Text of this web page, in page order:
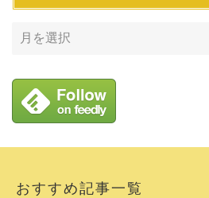
おすすめ記事一覧